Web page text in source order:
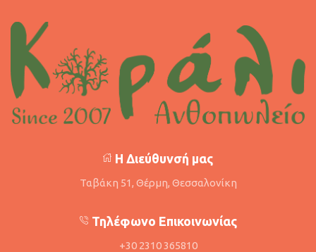
Η Διεύθυνσή μας
Ταβάκη 51, Θέρμη, Θεσσαλονίκη
Τηλέφωνο Επικοινωνίας
+30 2310 365810